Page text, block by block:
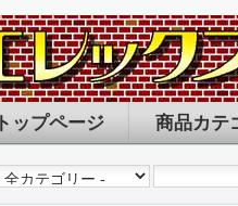
トップページ 商品カテ